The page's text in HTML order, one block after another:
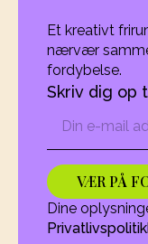
Et kreativt
nærvær
fordybelse.
Skriv dig op
VÆR PÅ
Dine